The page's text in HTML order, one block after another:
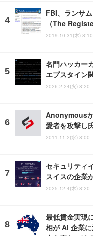
FBI、ランサ
（The
2019.10.31(木) 8:10
名門ハッカー
エプスタイン
2026.2.24(火) 8:20
Anonymous
愛者を攻撃し
2011.11.2(水) 8:00
セキュリティ
スイスの企業
2025.12.4(木) 8:20
最低賃金実現
相が AI 企業